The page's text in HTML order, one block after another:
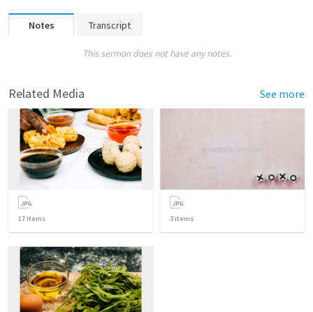
Notes Transcript
This sermon does not have any notes.
Related Media See more
17 items 3 items